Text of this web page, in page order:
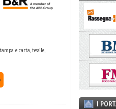
e carta, tessile,
I